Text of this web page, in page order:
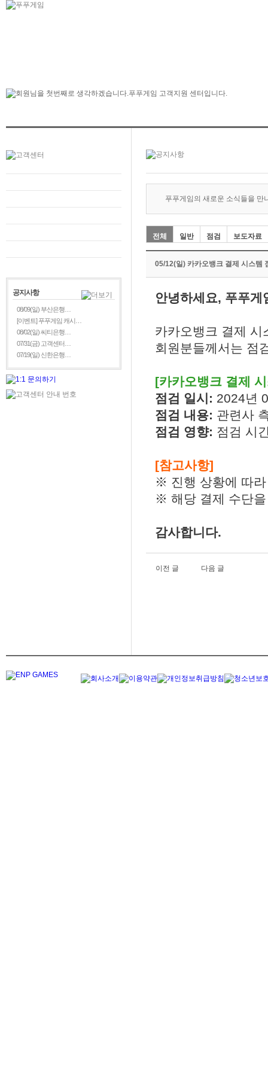
공지사항
08/09(일) 부산은행…
[이벤트] 푸푸게임 캐시…
08/02(일) 씨티은행…
07/31(금) 고객센터…
07/19(일) 신한은행…
푸푸게임의 새로운 소식들을 만
전체 일반 점검 보도자료
05/12(일) 카카오뱅크 결제 시스템
안녕하세요, 푸푸게
카카오뱅크 결제
회원분들께서는 점
[카카오뱅크 결제
점검 일시: 2024년
점검 내용: 관련사
점검 영향: 점검 시
[참고사항]
※ 진행 상황에 따
※ 해당 결제 수단
감사합니다.
이전 글 다음 글